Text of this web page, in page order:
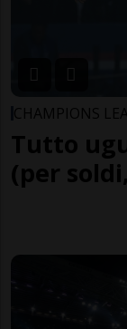
CHAMPIONS
Tutto
(per